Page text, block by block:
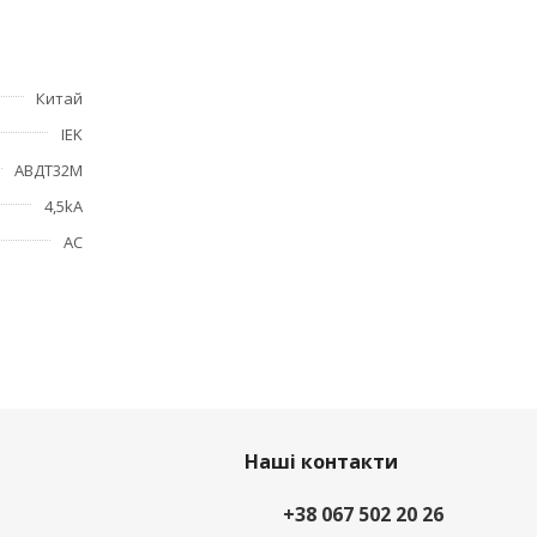
Китай
IEK
АВДТ32М
4,5kA
АС
Наші контакти
+38 067 502 20 26